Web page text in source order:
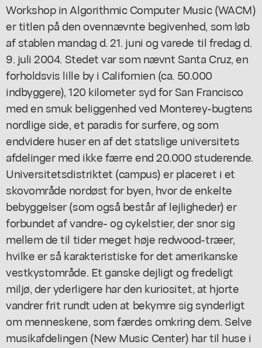
Workshop in Algorithmic Computer Music(WACM)
er titlen på den ovennævnte begivenhed, som løb
af stablen mandag d. 21. juni og varede til fredag d.
9. juli 2004. Stedet var som nævnt Santa Cruz, en
forholdsvis lille by i Californien (ca. 50.000
indbyggere), 120 kilometer syd for San Francisco
med en smuk beliggenhed ved Monterey-bugtens
nordlige side, et paradis for surfere, og som
endvidere huser en af det statslige universitets
afdelinger med ikke færre end 20.000 studerende.
Universitetsdistriktet (campus) er placeret i et
skovområde nordøst for byen, hvor de enkelte
bebyggelser (som også består af lejligheder) er
forbundet af vandre- og cykelstier, der snor sig
mellem de til tider meget høje redwood-træer,
hvilke er så karakteristiske for det amerikanske
vestkystområde. Et ganske dejligt og fredeligt
miljø, der yderligere har den kuriositet, at hjorte
vandrer frit rundt uden at bekymre sig synderligt
om menneskene, som færdes omkring dem. Selve
musikafdelingen (New Music Center) har til huse i